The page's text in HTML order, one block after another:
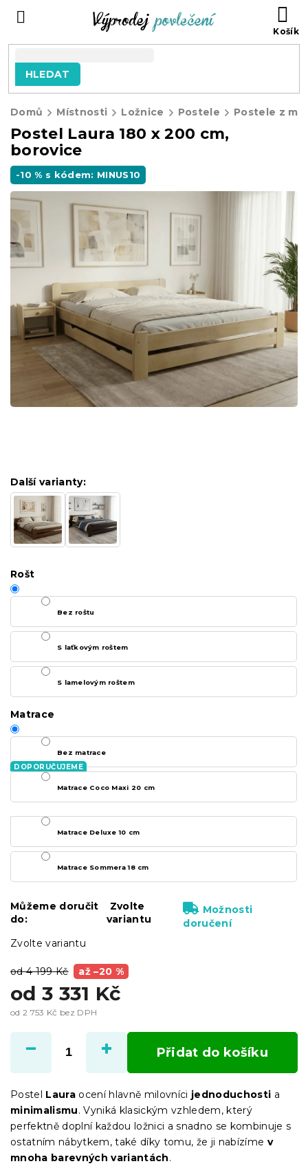
HLEDAT
Domů Místnosti Ložnice Postele Postele z
Postel Laura 180 x 200 cm,
borovice
-10 % s kódem: MINUS10
od 4 199 Kč až –20 %
od 3 331 Kč
od 2 753 Kč bez DPH
cena:
Zvolte variantu
Další varianty:
Rošt
Bez roštu
S laťkovým roštem
S lamelovým roštem
Matrace
Bez matrace
Matrace Coco Maxi 20 cm
Matrace Deluxe 10 cm
Matrace Sommera 18 cm
Můžeme doručit
do:
Zvolte
variantu
Možnosti
doručení
Přidat do košíku
Postel Laura ocení hlavně milovníci jednoduchosti a
minimalismu. Vyniká klasickým vzhledem, který
perfektně doplní každou ložnici a snadno se kombinuje s
ostatním nábytkem, také díky tomu, že ji nabízíme v
mnoha barevných variantách.